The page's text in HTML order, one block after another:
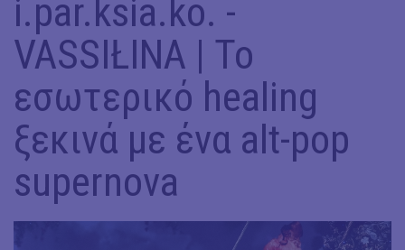
i.par.ksia.ko. -
VASSIŁINA | Το
εσωτερικό healing
ξεκινά με ένα alt-pop
supernova